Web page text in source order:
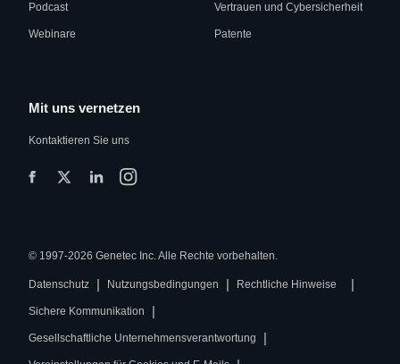
Podcast
Webinare
Vertrauen und Cybersicherheit
Patente
Mit uns vernetzen
Kontaktieren Sie uns
© 1997-2026 Genetec Inc. Alle Rechte vorbehalten.
Datenschutz | Nutzungsbedingungen | Rechtliche Hinweise |
Sichere Kommunikation |
Gesellschaftliche Unternehmensverantwortung |